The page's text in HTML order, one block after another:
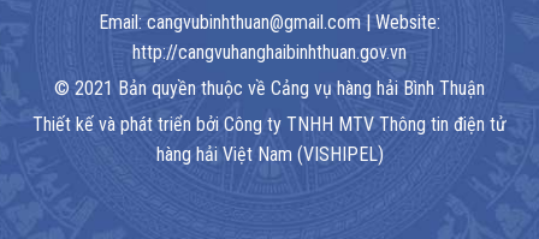
Email: cangvubinhthuan@gmail.com | Website:
http://cangvuhanghaibinhthuan.gov.vn
© 2021 Bản quyền thuộc về Cảng vụ hàng hải Bình Thuận
Thiết kế và phát triển bởi Công ty TNHH MTV Thông tin điện tử
hàng hải Việt Nam (VISHIPEL)